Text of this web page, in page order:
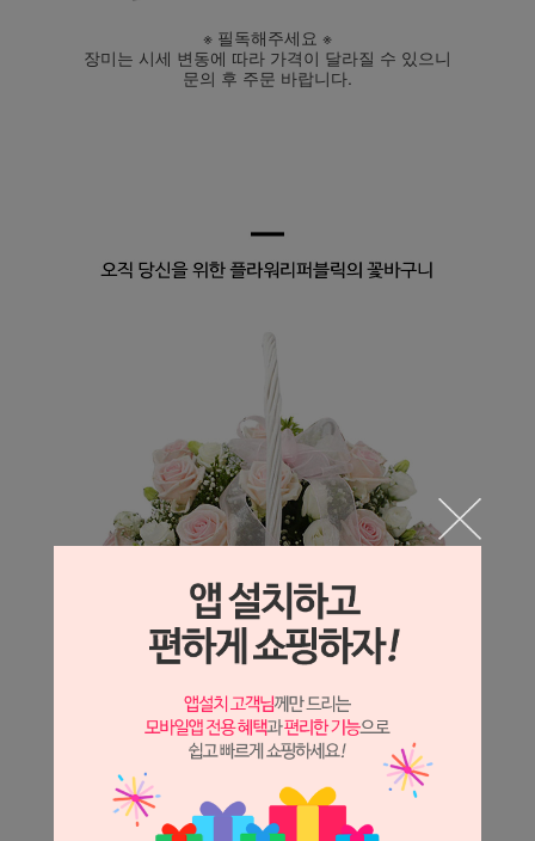
※ 필독해주세요 ※
장미는 시세 변동에 따라 가격이 달라질 수 있으니
문의 후 주문 바랍니다.